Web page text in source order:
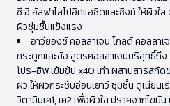
ซี อี อัลฟาไลโปอิคแอซิดและซิงค์ ให้ผิวใ
ผิวชุ่มชื้นแข็งแรง
อาวียองซ์ คอลลาเจน โกลด์ คอลลา
กระดูกและข้อ สูตรคอลลาเจนบริสุทธิ์ถึง
โปร-ฮิพ เข้มข้น x40 เท่า ผสานสารสกั
ผิว ให้ผิวกระชับอ่อนเยาว์ ชุ่มชื้น ดูเนียน
วิตามินเค1, เค2 เพื่อผิวใส ปราศจากไขมั